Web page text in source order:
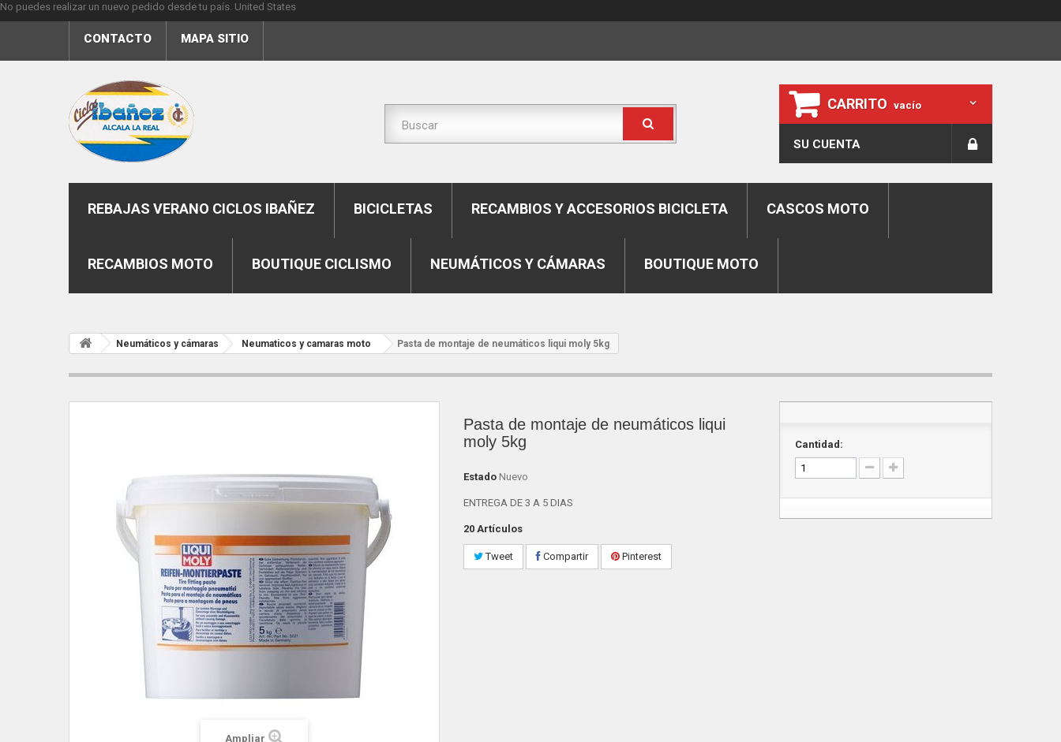
No puedes realizar un nuevo pedido desde tu país. United States
CONTACTO MAPA SITIO
CARRITO vacío
SU CUENTA
REBAJAS VERANO CICLOS IBAÑEZ BICICLETAS RECAMBIOS Y ACCESORIOS BICICLETA CASCOS MOTO
RECAMBIOS MOTO BOUTIQUE CICLISMO NEUMÁTICOS Y CÁMARAS BOUTIQUE MOTO
Neumáticos y cámaras Neumaticos y camaras moto Pasta de montaje de neumáticos liqui moly 5kg
Ampliar
Pasta de montaje de neumáticos liqui
moly 5kg
Estado Nuevo
ENTREGA DE 3 A 5 DIAS
20 Artículos
Tweet Compartir Pinterest
Cantidad: